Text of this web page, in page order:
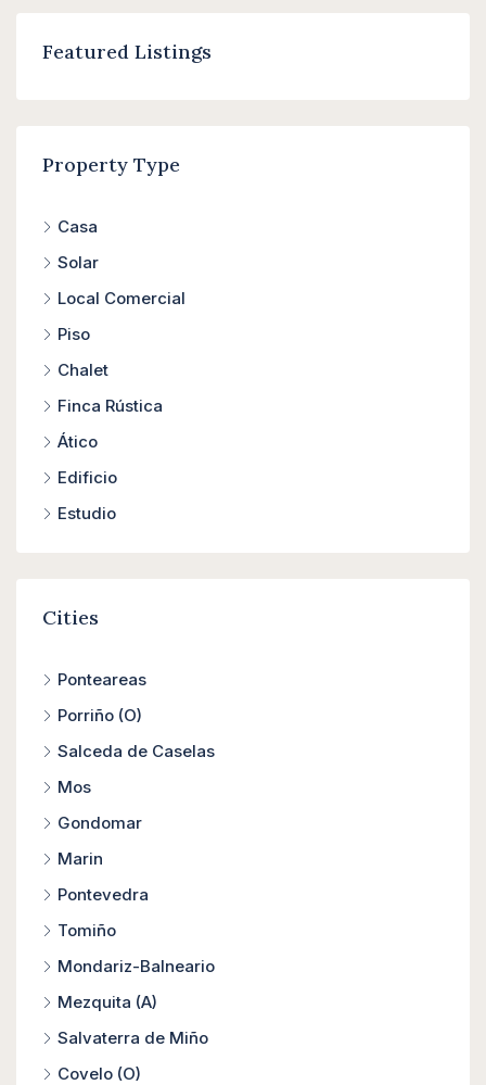
Featured Listings
Property Type
Casa
Solar
Local Comercial
Piso
Chalet
Finca Rústica
Ático
Edificio
Estudio
Cities
Ponteareas
Porriño (O)
Salceda de Caselas
Mos
Gondomar
Marin
Pontevedra
Tomiño
Mondariz-Balneario
Mezquita (A)
Salvaterra de Miño
Covelo (O)